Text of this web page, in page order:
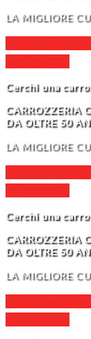
LA MIGLIORE
Cerchi una
CARROZZERIA
DA OLTRE 50
LA MIGLIORE
Cerchi una
CARROZZERIA
DA OLTRE 50
LA MIGLIORE